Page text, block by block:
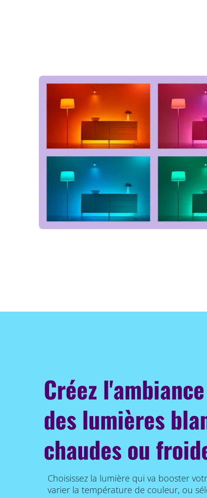
Créez
des lumières
chaudes ou
Choisissez la lumière qui va booster
varier la température de couleur, ou